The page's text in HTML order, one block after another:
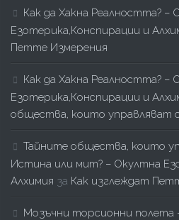
Как да Хакна Реалността? –
Езотерика,Конспирации и
Петте Измерения
Как да Хакна Реалността? –
Езотерика,Конспирации и
общества, които управляват
Тайните общества, които
Истина или мит? – Окултна
Алхимия за Как изглеждат
Мозъчни торсионни полета